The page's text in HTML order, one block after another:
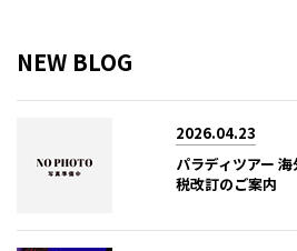
NEW BLOG
2026.04.23
パラディツアー
税改訂のご案内